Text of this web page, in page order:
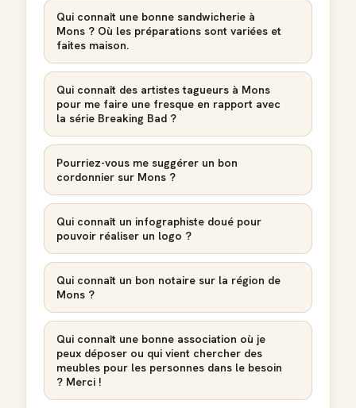
Qui connaît une bonne sandwicherie à
Mons ? Où les préparations sont variées et
faites maison.
Qui connaît des artistes tagueurs à Mons
pour me faire une fresque en rapport avec
la série Breaking Bad ?
Pourriez-vous me suggérer un bon
cordonnier sur Mons ?
Qui connaît un infographiste doué pour
pouvoir réaliser un logo ?
Qui connaît un bon notaire sur la région de
Mons ?
Qui connaît une bonne association où je
peux déposer ou qui vient chercher des
meubles pour les personnes dans le besoin
? Merci !
Ton statut affiché sur toutes tes contributions
Score de réputation